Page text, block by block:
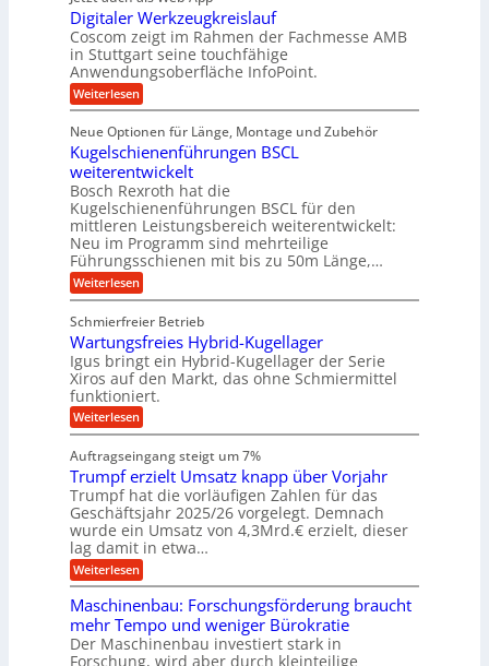
e
b
e
f
ü
r
r
a
u
e
U
m
g
e
b
u
n
g
e
n
g
s
e
i
n
g
a
n
g
i
c
h
t
i
g
e
a
l
s
M
a
s
c
h
i
n
e
n
e
t
r
i
e
b
e
f
r
p
r
ä
z
i
s
e
H
u
b
e
w
e
g
u
n
g
e
z
i
s
i
o
n
f
r
A
u
t
o
m
o
t
i
v
e
n
d
M
a
s
c
h
i
e
n
b
a
u
Digitaler Werkzeugkreislauf
Coscom zeigt im Rahmen der Fachmesse AMB
in Stuttgart seine touchfähige
Anwendungsoberfläche InfoPoint.
Weiterlesen:
D
g
i
t
a
l
e
r
W
e
r
k
z
e
u
g
k
r
e
i
s
a
u
f
Neue Optionen für Länge, Montage und Zubehör
Kugelschienenführungen BSCL
weiterentwickelt
Bosch Rexroth hat die
Kugelschienenführungen BSCL für den
mittleren Leistungsbereich weiterentwickelt:
Neu im Programm sind mehrteilige
Führungsschienen mit bis zu 50m Länge,…
Weiterlesen:
K
g
e
l
s
c
h
i
e
e
n
f
ü
h
r
u
n
g
e
B
S
Schmierfreier Betrieb
Wartungsfreies Hybrid-Kugellager
Igus bringt ein Hybrid-Kugellager der Serie
Xiros auf den Markt, das ohne Schmiermittel
funktioniert.
Weiterlesen:
W
r
t
u
n
g
s
r
e
i
e
s
H
y
Auftragseingang steigt um 7%
Trumpf erzielt Umsatz knapp über Vorjahr
Trumpf hat die vorläufigen Zahlen für das
Geschäftsjahr 2025/26 vorgelegt. Demnach
wurde ein Umsatz von 4,3Mrd.€ erzielt, dieser
lag damit in etwa…
Weiterlesen:
T
u
m
p
f
Maschinenbau: Forschungsförderung braucht
mehr Tempo und weniger Bürokratie
Der Maschinenbau investiert stark in
Forschung, wird aber durch kleinteilige